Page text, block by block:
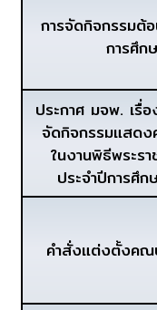
การจัดกิจกรรมต้
การศึ
ประกาศ มจพ. เรื่
จัดกิจกรรมแสด
ในงานพิธีพระร
ประจำปีการศึ
คำสั่งแต่งตั้งค